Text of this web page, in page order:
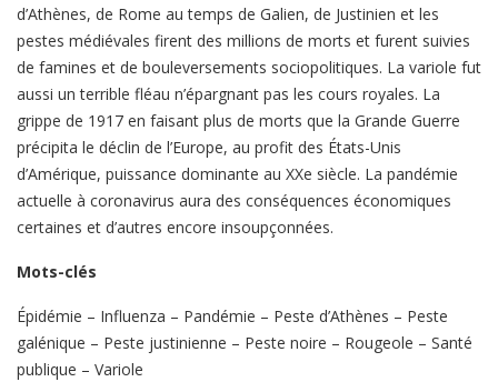
d’Athènes, de Rome au temps de Galien, de Justinien et les
pestes médiévales firent des millions de morts et furent suivies
de famines et de bouleversements sociopolitiques. La variole fut
aussi un terrible fléau n’épargnant pas les cours royales. La
grippe de 1917 en faisant plus de morts que la Grande Guerre
précipita le déclin de l’Europe, au profit des États-Unis
d’Amérique, puissance dominante au XXe siècle. La pandémie
actuelle à coronavirus aura des conséquences économiques
certaines et d’autres encore insoupçonnées.
Mots-clés
Épidémie – Influenza – Pandémie – Peste d’Athènes – Peste
galénique – Peste justinienne – Peste noire – Rougeole – Santé
publique – Variole